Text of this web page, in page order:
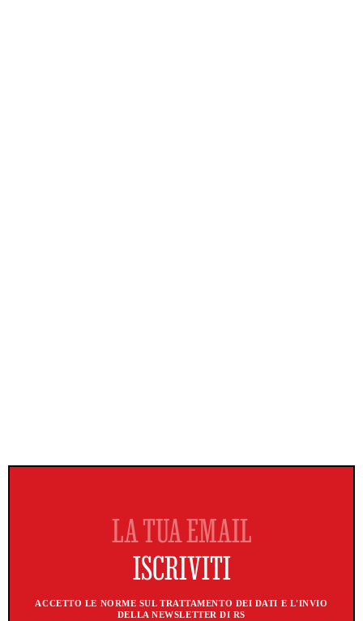
ACCETTO LE NORME SUL TRATTAMENTO DEI DATI E L'INVIO
DELLA NEWSLETTER DI RS